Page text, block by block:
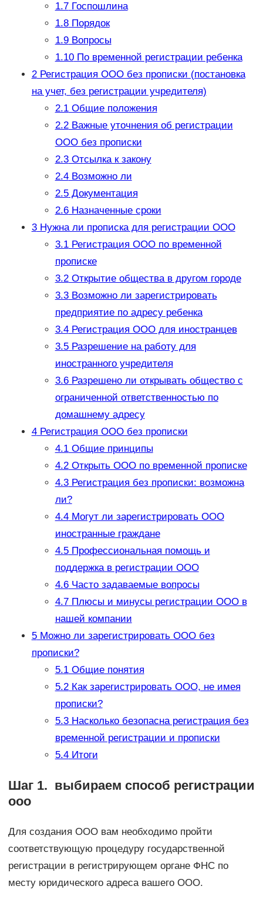
1.7Госпошлина
1.8Порядок
1.9Вопросы
1.10По временной регистрации ребенка
2Регистрация ООО без прописки (постановка
на учет, без регистрации учредителя)
2.1Общие положения
2.2Важные уточнения об регистрации
ООО без прописки
2.3Отсылка к закону
2.4Возможно ли
2.5Документация
2.6Назначенные сроки
3Нужна ли прописка для регистрации ООО
3.1Регистрация ООО по временной
прописке
3.2Открытие общества в другом городе
3.3Возможно ли зарегистрировать
предприятие по адресу ребенка
3.4Регистрация ООО для иностранцев
3.5Разрешение на работу для
иностранного учредителя
3.6Разрешено ли открывать общество с
ограниченной ответственностью по
домашнему адресу
4Регистрация ООО без прописки
4.1Общие принципы
4.2Открыть ООО по временной прописке
4.3Регистрация без прописки: возможна
ли?
4.4Могут ли зарегистрировать ООО
иностранные граждане
4.5Профессиональная помощь и
поддержка в регистрации ООО
4.6Часто задаваемые вопросы
4.7Плюсы и минусы регистрации ООО в
нашей компании
5Можно ли зарегистрировать ООО без
прописки?
5.1Общие понятия
5.2Как зарегистрировать ООО, не имея
прописки?
5.3Насколько безопасна регистрация без
временной регистрации и прописки
5.4Итоги
Шаг 1. выбираем способ регистрации
ооо
Для создания ООО вам необходимо пройти
соответствующую процедуру государственной
регистрации в регистрирующем органе ФНС по
месту юридического адреса вашего ООО.